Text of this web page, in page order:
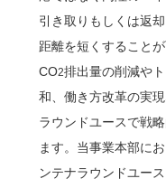
引き取りもしくは返
距離を短くすること
CO2排出量の削減や
和、働き方改革の実
ラウンドユースで戦
ます。当事業本部に
ンテナラウンドユー